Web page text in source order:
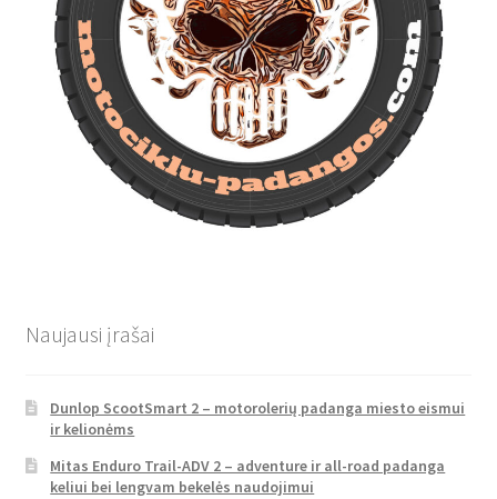
Naujausi įrašai
Dunlop ScootSmart 2 – motorolerių padanga miesto eismui
ir kelionėms
Mitas Enduro Trail-ADV 2 – adventure ir all-road padanga
keliui bei lengvam bekelės naudojimui